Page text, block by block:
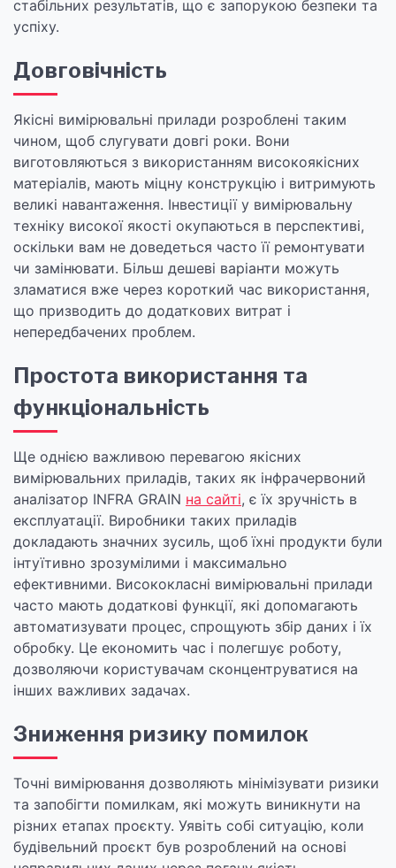
стабільних результатів, що є запорукою безпеки та
успіху.
Довговічність
Якісні вимірювальні прилади розроблені таким
чином, щоб слугувати довгі роки. Вони
виготовляються з використанням високоякісних
матеріалів, мають міцну конструкцію і витримують
великі навантаження. Інвестиції у вимірювальну
техніку високої якості окупаються в перспективі,
оскільки вам не доведеться часто її ремонтувати
чи замінювати. Більш дешеві варіанти можуть
зламатися вже через короткий час використання,
що призводить до додаткових витрат і
непередбачених проблем.
Простота використання та
функціональність
Ще однією важливою перевагою якісних
вимірювальних приладів, таких як інфрачервоний
аналізатор INFRA GRAIN на сайті, є їх зручність в
експлуатації. Виробники таких приладів
докладають значних зусиль, щоб їхні продукти були
інтуїтивно зрозумілими і максимально
ефективними. Висококласні вимірювальні прилади
часто мають додаткові функції, які допомагають
автоматизувати процес, спрощують збір даних і їх
обробку. Це економить час і полегшує роботу,
дозволяючи користувачам сконцентруватися на
інших важливих задачах.
Зниження ризику помилок
Точні вимірювання дозволяють мінімізувати ризики
та запобігти помилкам, які можуть виникнути на
різних етапах проєкту. Уявіть собі ситуацію, коли
будівельний проєкт був розроблений на основі